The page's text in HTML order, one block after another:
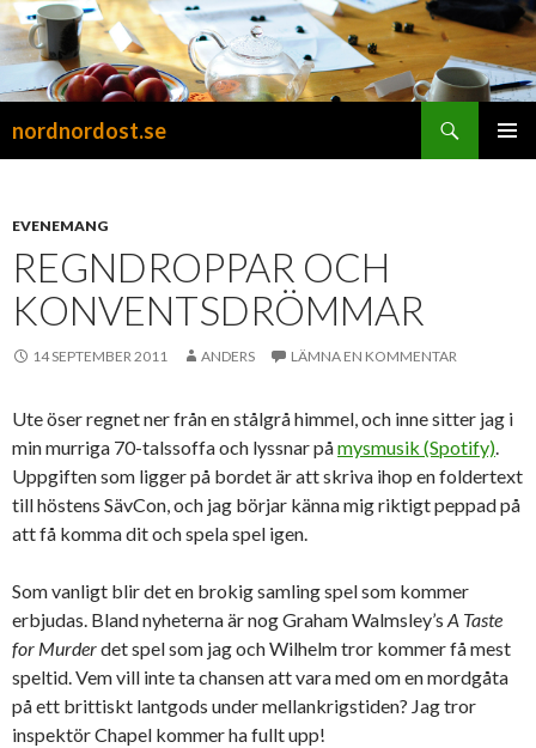
nordnordost.se
EVENEMANG
REGNDROPPAR OCH
KONVENTSDRÖMMAR
14 SEPTEMBER 2011 ANDERS LÄMNA EN KOMMENTAR
Ute öser regnet ner från en stålgrå himmel, och inne sitter jag i
min murriga 70-talssoffa och lyssnar påmysmusik (Spotify).
Uppgiften som ligger på bordet är att skriva ihop en foldertext
till höstens SävCon, och jag börjar känna mig riktigt peppad på
att få komma dit och spela spel igen.
Som vanligt blir det en brokig samling spel som kommer
erbjudas. Bland nyheterna är nog Graham Walmsley’s A Taste
for Murderdet spel som jag och Wilhelm tror kommer få mest
speltid. Vem vill inte ta chansen att vara med om en mordgåta
på ett brittiskt lantgods under mellankrigstiden? Jag tror
inspektör Chapel kommer ha fullt upp!